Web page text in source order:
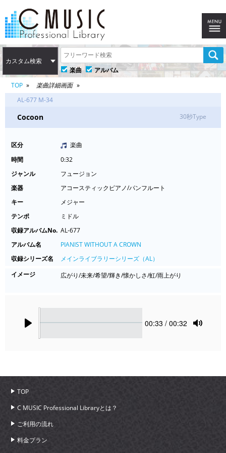
カスタム検索
楽曲
アルバム
TOP
楽曲詳細画面
AL-677 M-34
Cocoon 30秒Type
区分
楽曲
時間
0:32
ジャンル
フュージョン
楽器
アコースティックピアノ/パンフルート
キー
メジャー
テンポ
ミドル
収録アルバムNo. AL-677
アルバム名
PIANIST WITHOUT A CROWN
収録シリーズ名
メインライブラリーシリーズ（AL）
イメージ
広がり/未来/希望/輝き/懐かしさ/虹/雨上がり
Current
00:33 / 00:32
TOP
C MUSIC Professional Libraryとは？
ご利用の流れ
料金プラン